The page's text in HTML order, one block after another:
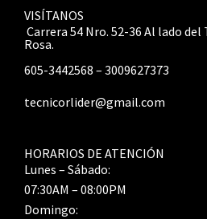
VISÍTANOS
Carrera 54 Nro. 52-36 Al lado del
Rosa.
605-3442568 – 3009627373
tecnicorlider@gmail.com
HORARIOS DE ATENCIÓN
Lunes – Sábado:
07:30AM – 08:00PM
Domingo: